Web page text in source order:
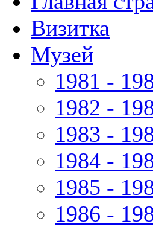
Визитка
Музей
1981 -
1982 -
1983 -
1984 -
1985 -
1986 -